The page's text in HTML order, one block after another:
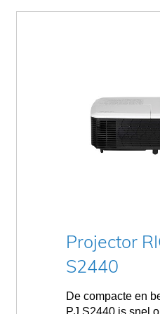
Projector
S2440
De compacte en
PJ S2440 is snel